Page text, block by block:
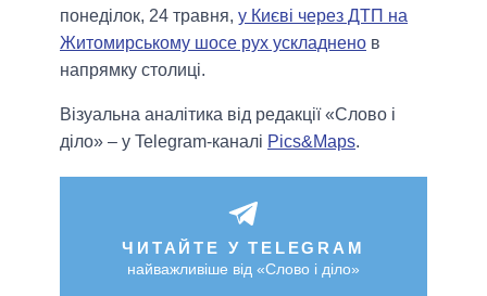
понеділок, 24 травня, у Києві через ДТП на
Житомирському шосе рух ускладнено в
напрямку столиці.
Візуальна аналітика від редакції «Слово і
діло» – у Telegram-каналі Pics&Maps.
ЧИТАЙТЕ У TELEGRAM
найважливіше від «Слово і діло»